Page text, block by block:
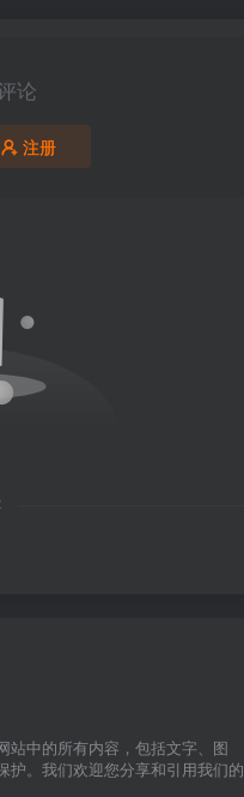
论
注册
站中的所有内容，包括文字、图
护。我们欢迎您分享和引用我们的